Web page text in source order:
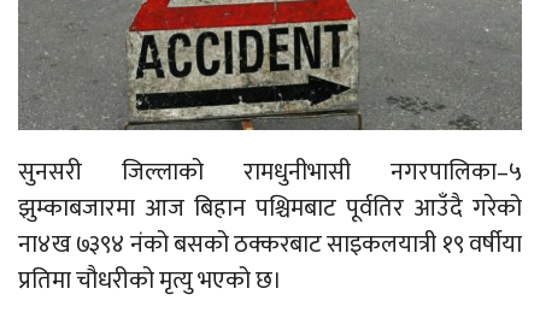
सुनसरी जिल्लाको रामधुनीभासी नगरपालिका–५
झुम्काबजारमा आज बिहान पश्चिमबाट पूर्वतिर आउँदै गरेको
ना४ख ७३९४ नंको बसको ठक्करबाट साइकलयात्री १९ वर्षीया
प्रतिमा चौधरीको मृत्यु भएको छ।